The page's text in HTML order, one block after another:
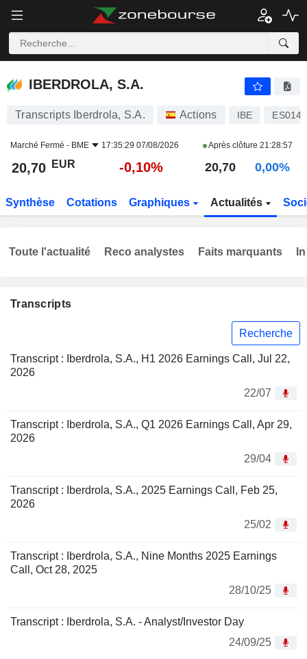
IBERDROLA, S.A.
IBERDROLA, S.A.
Transcripts Iberdrola, S.A. Actions IBE
Marché Fermé - BME 17:35:29 07/08/2026 Après clôture 21:28:57
20,70 EUR -0,10% 20,70 0,00%
Synthèse Cotations Graphiques Actualités
Transcripts
Recherche
Transcript : Iberdrola, S.A., H1 2026 Earnings Call, Jul 22,
2026
22/07
Transcript : Iberdrola, S.A., Q1 2026 Earnings Call, Apr 29,
2026
29/04
Transcript : Iberdrola, S.A., 2025 Earnings Call, Feb 25,
2026
25/02
Transcript : Iberdrola, S.A., Nine Months 2025 Earnings
Call, Oct 28, 2025
28/10/25
Transcript : Iberdrola, S.A. - Analyst/Investor Day
24/09/25
Toute l'actualité Reco analystes Faits marquants